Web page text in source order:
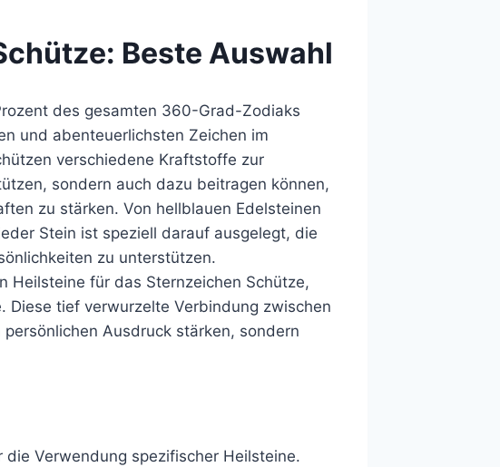
Beste Auswahl
des gesamten 360-Grad-Zodiaks
und abenteuerlichsten Zeichen im
verschiedene Kraftstoffe zur
sondern auch dazu beitragen können,
zu stärken. Von hellblauen Edelsteinen
Stein ist speziell darauf ausgelegt, die
zu unterstützen.
Heilsteine für das Sternzeichen Schütze,
Diese tief verwurzelte Verbindung zwischen
Ausdruck stärken, sondern
Verwendung spezifischer Heilsteine.